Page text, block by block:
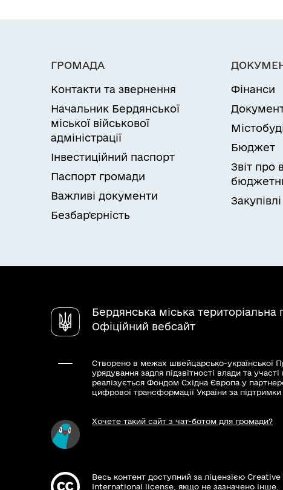
ГРОМАДА
Контакти та звернення
Начальник Бердянської
міської військової
адміністрації
Інвестиційний паспорт
Паспорт громади
Важливі документи
Безбар'єрність
Фінанси
Бюджет
Звіт про
Закупівлі
Бердянська міська територіальна
Офіційний вебсайт
Створено в межах швейцарсько-української
урядування задля підзвітності влади та
реалізується Фондом Східна Європа у
цифрової трансформації України за підтримки
Хочете такий сайт з чат-ботом для громади?
Весь контент доступний за ліцензією
International license, якщо не зазначено інше.